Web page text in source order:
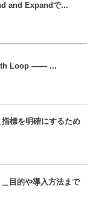
and Expandで...
Loop ―― ...
標を明確にするため
目的や導入方法まで